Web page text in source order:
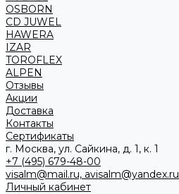
OSBORN
CD JUWEL
HAWERA
IZAR
TOROFLEX
ALPEN
Отзывы
Акции
Доставка
Контакты
Сертификаты
г. Москва, ул. Сайкина, д. 1, к. 1
+7 (495) 679-48-00
visalm@mail.ru, avisalm@yandex.ru
Личный кабинет